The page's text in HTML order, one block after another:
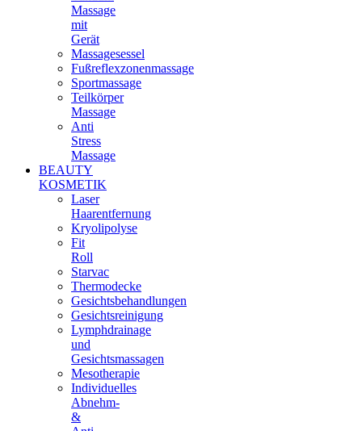
Massage
mit
Gerät
Massagesessel
Fußreflexzonenmassage
Sportmassage
Teilkörper
Massage
Anti
Stress
Massage
BEAUTY
KOSMETIK
Laser
Haarentfernung
Kryolipolyse
Fit
Roll
Starvac
Thermodecke
Gesichtsbehandlungen
Gesichtsreinigung
Lymphdrainage
und
Gesichtsmassagen
Mesotherapie
Individuelles
Abnehm-
&